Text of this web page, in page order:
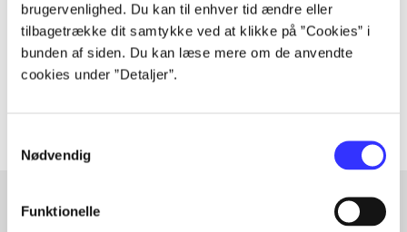
brugervenlighed. Du kan til enhver tid ændre eller
tilbagetrække dit samtykke ved at klikke på ”Cookies” i
bunden af siden. Du kan læse mere om de anvendte
cookies under ”Detaljer”.
Nødvendig
Funktionelle
lorem ipsum dolor sit amet ...
Tidsskrift
Artiklerne ihandler ofte om